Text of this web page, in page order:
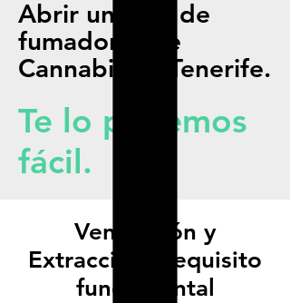
Abrir un club de
fumadores de
Cannabis en Tenerife.
Te lo ponemos
fácil.
Ventilación y
Extracción: Requisito
fundamental